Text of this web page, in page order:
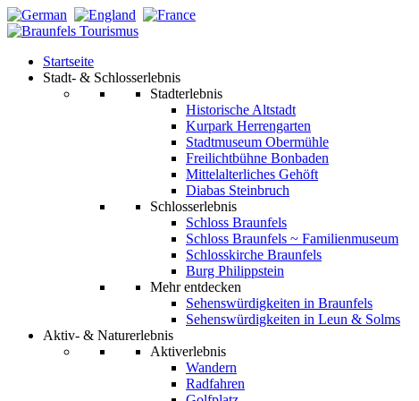
Startseite
Stadt- & Schlosserlebnis
Stadterlebnis
Historische Altstadt
Kurpark Herrengarten
Stadtmuseum Obermühle
Freilichtbühne Bonbaden
Mittelalterliches Gehöft
Diabas Steinbruch
Schlosserlebnis
Schloss Braunfels
Schloss Braunfels ~ Familienmuseum
Schlosskirche Braunfels
Burg Philippstein
Mehr entdecken
Sehenswürdigkeiten in Braunfels
Sehenswürdigkeiten in Leun & Solms
Aktiv- & Naturerlebnis
Aktiverlebnis
Wandern
Radfahren